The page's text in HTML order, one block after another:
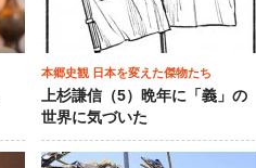
本郷史観 日本を変えた傑物たち
上杉謙信（5）晩年に「義」の
世界に気づいた